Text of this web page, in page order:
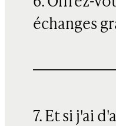
échanges
7. Et si j'ai